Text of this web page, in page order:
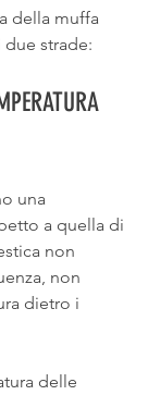
della muffa
strade:
una
a quella di
non
non
dietro i
delle